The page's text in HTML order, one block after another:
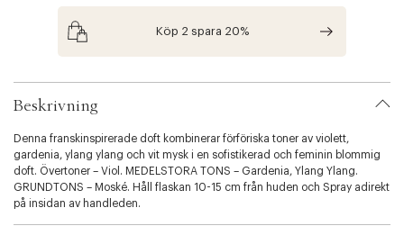
v
a
i
a
t
i
o
Köp 2 spara 20%
Beskrivning
Denna franskinspirerade doft kombinerar förföriska toner av violett,
gardenia, ylang ylang och vit mysk i en sofistikerad och feminin blommig
doft. Övertoner – Viol. MEDELSTORA TONS – Gardenia, Ylang Ylang.
GRUNDTONS – Moské. Håll flaskan 10-15 cm från huden och Spray adirekt
på insidan av handleden.